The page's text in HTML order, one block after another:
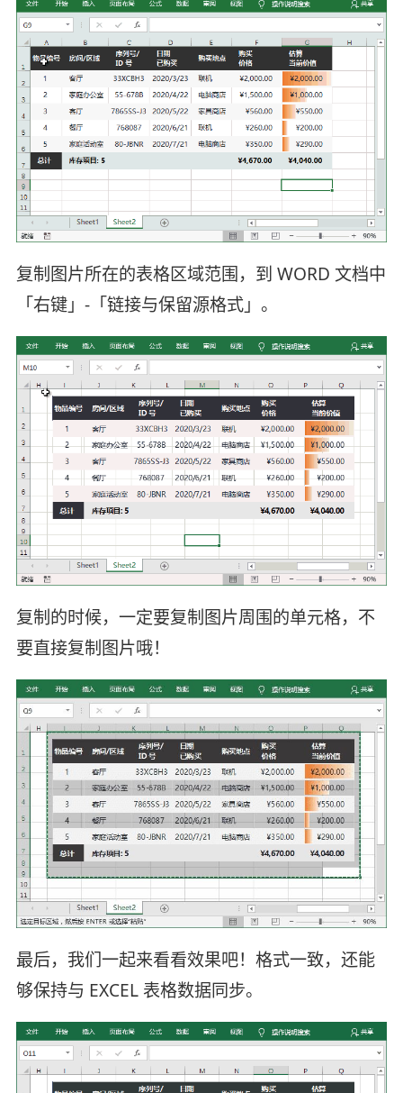
复制图片所在的表格区域范围，到 WORD 文档中
「右键」-「链接与保留源格式」。
复制的时候，一定要复制图片周围的单元格，不
要直接复制图片哦！
最后，我们一起来看看效果吧！格式一致，还能
够保持与 EXCEL 表格数据同步。